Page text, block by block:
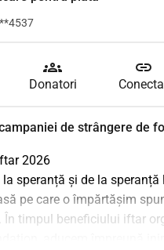
groups
Donatori
link
de strângere de
2026
la speranță și de la
pe care o împărtășim
În timpul beneficiului iftar